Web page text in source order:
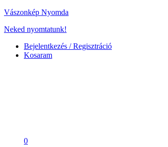
Vászonkép Nyomda
Neked nyomtatunk!
Bejelentkezés / Regisztráció
Kosaram
0